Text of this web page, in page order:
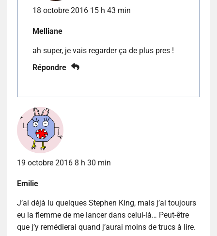
18 octobre 2016 15 h 43 min
Melliane
ah super, je vais regarder ça de plus pres !
Répondre
19 octobre 2016 8 h 30 min
Emilie
J’ai déjà lu quelques Stephen King, mais j’ai toujours
eu la flemme de me lancer dans celui-là… Peut-être
que j’y remédierai quand j’aurai moins de trucs à lire.